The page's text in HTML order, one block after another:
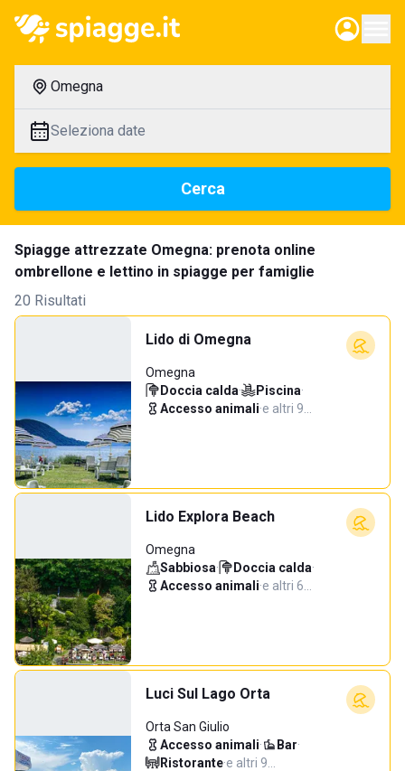
Omegna
Seleziona date
Cerca
Spiagge attrezzate Omegna: prenota online
ombrellone e lettino in spiagge per famiglie
20 Risultati
Lido di Omegna
Omegna
Doccia calda· Piscina·
Accesso animali·e altri 9…
Lido Explora Beach
Omegna
Sabbiosa· Doccia calda·
Accesso animali·e altri 6…
Luci Sul Lago Orta
Orta San Giulio
Accesso animali· Bar·
Ristorante·e altri 9…